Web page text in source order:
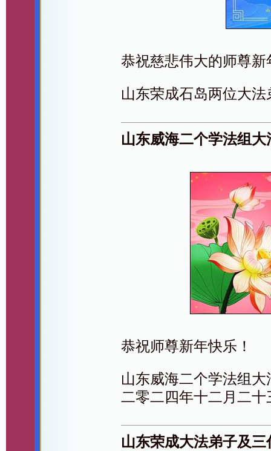
恭祝慈悲伟大的师尊新
山东荣成石岛两位大
山东威海二个学法组
恭祝师尊新年快乐！
山东威海二个学法组
二零二四年十二月二十
山东荣成大法弟子及